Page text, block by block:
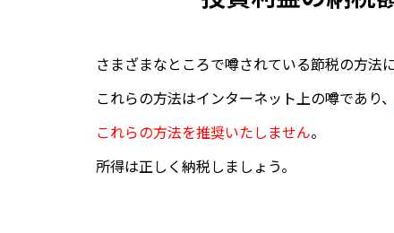
さまざまなところで噂されている節税の方法
これらの方法はインターネット上の噂であり、
これらの方法を推奨いたしません。
所得は正しく納税しましょう。